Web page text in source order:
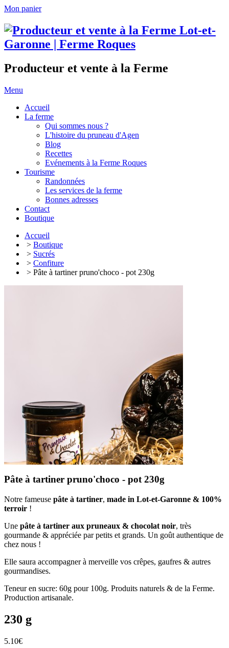
Mon panier
Producteur et vente à la Ferme
Menu
Accueil
La ferme
Qui sommes nous ?
L'histoire du pruneau d'Agen
Blog
Recettes
Evénements à la Ferme Roques
Tourisme
Randonnées
Les services de la ferme
Bonnes adresses
Contact
Boutique
Accueil
> Boutique
> Sucrés
> Confiture
> Pâte à tartiner pruno'choco - pot 230g
Pâte à tartiner pruno'choco - pot 230g
Notre fameuse pâte à tartiner, made in Lot-et-Garonne & 100%
terroir !
Une pâte à tartiner aux pruneaux & chocolat noir, très
gourmande & appréciée par petits et grands. Un goût authentique de
chez nous !
Elle saura accompagner à merveille vos crêpes, gaufres & autres
gourmandises.
Teneur en sucre: 60g pour 100g. Produits naturels & de la Ferme.
Production artisanale.
230 g
5.10€